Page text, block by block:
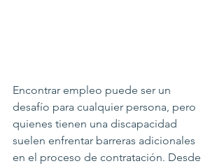
Encontrar empleo puede ser un
desafío para cualquier persona, pero
quienes tienen una discapacidad
suelen enfrentar barreras adicionales
en el proceso de contratación. Desde